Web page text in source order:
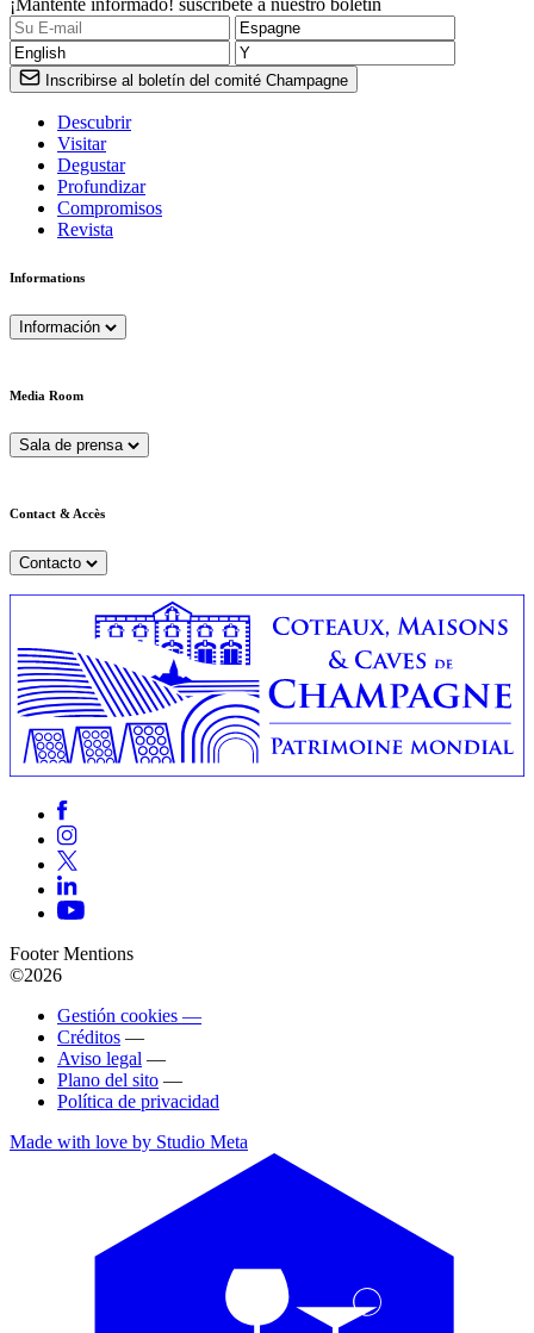
Inscribirse al boletín del comité Champagne
Descubrir
Visitar
Degustar
Profundizar
Compromisos
Revista
Informations
Información
Media Room
Sala de prensa
Contact & Accès
Contacto
Footer Mentions
©2026
Gestión cookies —
Créditos —
Aviso legal —
Plano del sito —
Política de privacidad
Made with love by Studio Meta